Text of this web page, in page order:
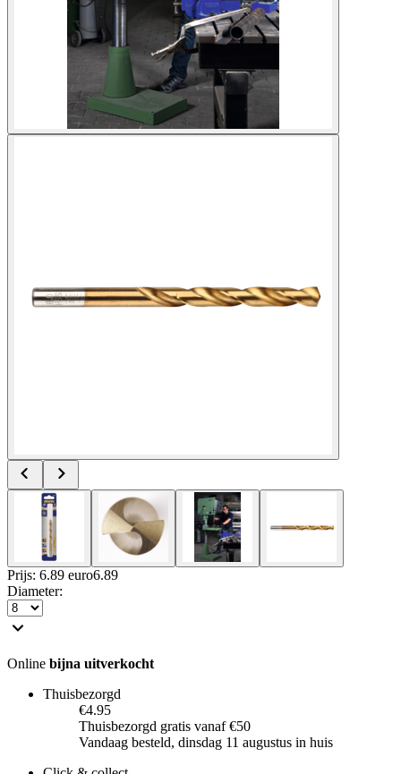
Prijs: 6.89 euro6.89
Diameter:
Online bijna uitverkocht
Thuisbezorgd
€4.95
Thuisbezorgd gratis vanaf €50
Vandaag besteld, dinsdag 11 augustus in huis